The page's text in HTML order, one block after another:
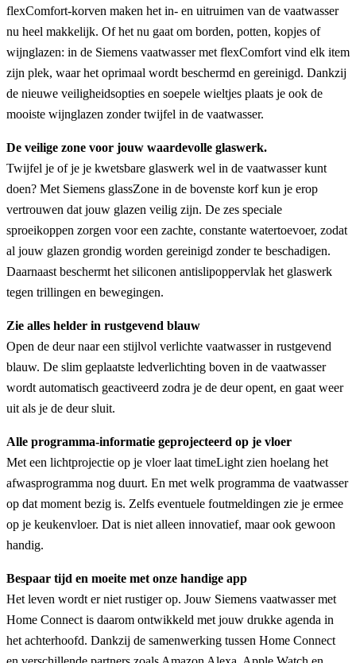
flexComfort-korven maken het in- en uitruimen van de vaatwasser
nu heel makkelijk. Of het nu gaat om borden, potten, kopjes of
wijnglazen: in de Siemens vaatwasser met flexComfort vind elk item
zijn plek, waar het oprimaal wordt beschermd en gereinigd. Dankzij
de nieuwe veiligheidsopties en soepele wieltjes plaats je ook de
mooiste wijnglazen zonder twijfel in de vaatwasser.
De veilige zone voor jouw waardevolle glaswerk.
Twijfel je of je je kwetsbare glaswerk wel in de vaatwasser kunt
doen? Met Siemens glassZone in de bovenste korf kun je erop
vertrouwen dat jouw glazen veilig zijn. De zes speciale
sproeikoppen zorgen voor een zachte, constante watertoevoer, zodat
al jouw glazen grondig worden gereinigd zonder te beschadigen.
Daarnaast beschermt het siliconen antislipoppervlak het glaswerk
tegen trillingen en bewegingen.
Zie alles helder in rustgevend blauw
Open de deur naar een stijlvol verlichte vaatwasser in rustgevend
blauw. De slim geplaatste ledverlichting boven in de vaatwasser
wordt automatisch geactiveerd zodra je de deur opent, en gaat weer
uit als je de deur sluit.
Alle programma-informatie geprojecteerd op je vloer
Met een lichtprojectie op je vloer laat timeLight zien hoelang het
afwasprogramma nog duurt. En met welk programma de vaatwasser
op dat moment bezig is. Zelfs eventuele foutmeldingen zie je ermee
op je keukenvloer. Dat is niet alleen innovatief, maar ook gewoon
handig.
Bespaar tijd en moeite met onze handige app
Het leven wordt er niet rustiger op. Jouw Siemens vaatwasser met
Home Connect is daarom ontwikkeld met jouw drukke agenda in
het achterhoofd. Dankzij de samenwerking tussen Home Connect